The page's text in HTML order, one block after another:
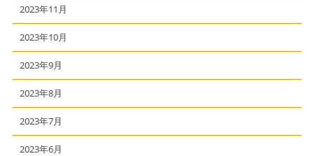
2023年11月
2023年10月
2023年9月
2023年8月
2023年7月
2023年6月